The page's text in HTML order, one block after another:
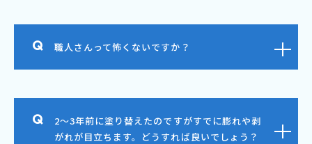
職人さんって怖くないですか？
2～3年前に塗り替えたのですがすでに膨れや剥
がれが目立ちます。どうすれば良いでしょう？